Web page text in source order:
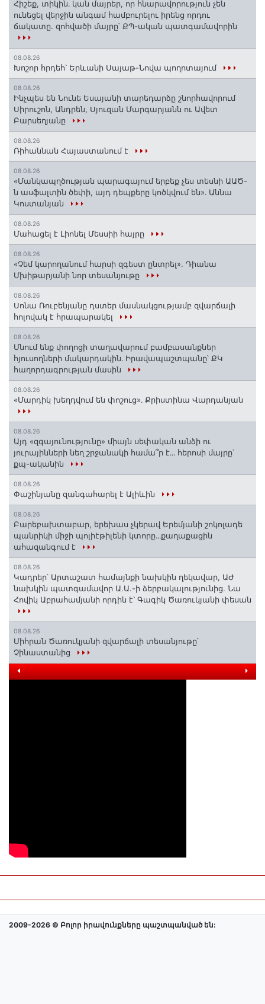
Հիշեք, տիկին․ կան մայրեր, որ հնարավորություն չեն
ունեցել վերջին անգամ համբուրելու իրենց որդու
ճակատը. զոհվածի մայրը՝ ՔՊ-ական պատգամավորին
08.08.26
Խոշոր հրդեհ՝ Երևանի Սայաթ-Նովա պողոտայում
08.08.26
Ինչպես են Նունե Եսայանի տարեդարձը շնորհավորում
Սիրուշոն, Անդրեն, Սյուզան Մարգարյանն ու Ավետ
Բարսեղյանը
08.08.26
Ռիհաննան Հայաստանում է
08.08.26
«Մանկապղծության պարագայում երբեք չես տեսնի ԱԱԾ-
ն ասֆալտին ծեփի, այդ դեպքերը կոծկվում են»․ Աննա
Կոստանյան
08.08.26
Մահացել է Լիոնել Մեսսիի հայրը
08.08.26
«Չեմ կարողանում հարսի զգեստ ընտրել». Դիանա
Մխիթարյանի նոր տեսանյութը
08.08.26
Սոնա Ռուբենյանը դստեր մասնակցությամբ զվարճալի
հոլովակ է հրապարակել
08.08.26
Մնում ենք փողոցի տաղավարում բամբասանքներ
հյուսողների մակարդակին․ Իրավապաշտպանը՝ ՔԿ
հաղորդագրության մասին
08.08.26
«Մարդիկ խեղդվում են փոշուց»․ Քրիստինա Վարդանյան
08.08.26
Այդ «զգայունությունը» միայն սեփական անձի ու
յուրայինների նեղ շրջանակի համա՞ր է․․․ հերոսի մայրը՝
քպ-ականին
08.08.26
Փաշինյանը զանգահարել է Ալիևին
08.08.26
Բարեբախտաբար, երեխաս չկերավ Երեմյանի շոկոլադե
պանրիկի միջի պոլիէթիլենի կտորը․․․քաղաքացին
ահազանգում է
08.08.26
Կադրեր՝ Արտաշատ համայնքի նախկին ղեկավար, ԱԺ
նախկին պատգամավոր Ա.Ա.-ի ձերբակալությունից. Նա
Հովիկ Աբրահամյանի որդին է՝ Գագիկ Ծառուկյանի փեսան
08.08.26
Միհրան Ծառուկյանի զվարճալի տեսանյութը՝
Չինաստանից
2009-2026 © Բոլոր իրավունքները պաշտպանված են: